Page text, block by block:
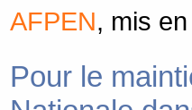
AFPEN, mis
Pour le